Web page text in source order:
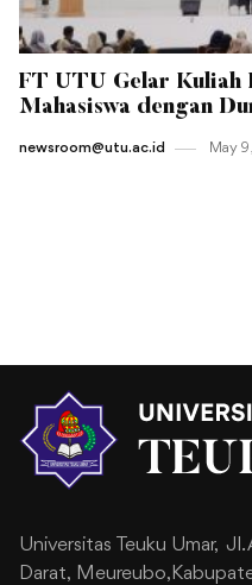
FT UTU Gelar Kuliah
Mahasiswa dengan
newsroom@utu.ac.id May
Universitas Teuku Umar, Jl.
Darat,